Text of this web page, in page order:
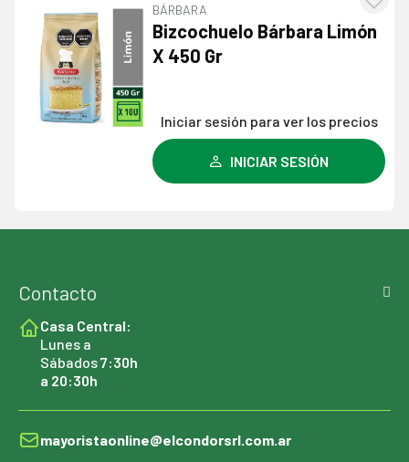
BÁRBARA
Bizcochuelo Bárbara Limón
X 450 Gr
Iniciar sesión para ver los precios
INICIAR SESIÓN
Contacto
Casa Central:
Lunes a
Sábados7:30h
a 20:30h
mayoristaonline@elcondorsrl.com.ar